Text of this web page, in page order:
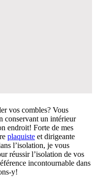
vos combles? Vous
conservant un intérieur
endroit! Forte de mes
plaquiste et dirigeante
l’isolation, je vous
réussir l’isolation de vos
incontournable dans
y!